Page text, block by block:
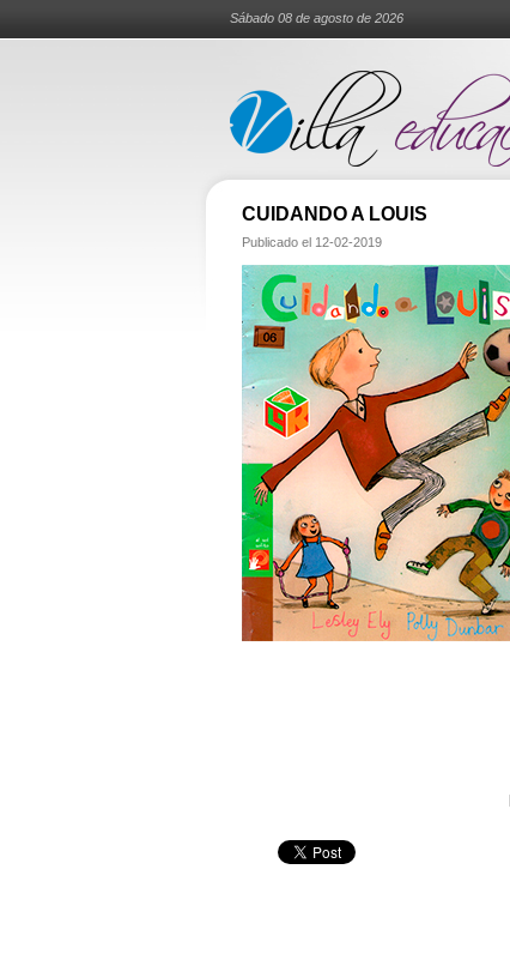
Sábado 08 de agosto de 2026
CUIDANDO A LOUIS
Publicado el 12-02-2019